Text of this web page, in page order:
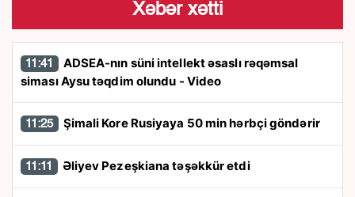
Xəbər xətti
11:41
siması Aysu təqdim olundu - Video
11:25 Şimali Kore Rusiyaya 50 min hərbçi göndərir
11:11 Əliyev Pezeşkiana təşəkkür etdi